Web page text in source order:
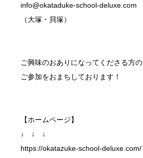
info@okataduke-school-deluxe.com
（大塚・貝塚）
ご興味のおありになってくださる方の
ご参加をおまちしております！
【ホームページ】
↓ ↓ ↓
https://okatazuke-school-deluxe.com/